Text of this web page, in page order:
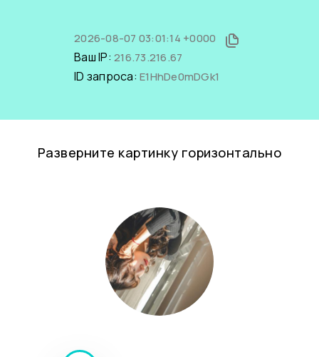
2026-08-07 03:01:14 +0000
Ваш IP: 216.73.216.67
ID запроса: E1HhDe0mDGk1
Разверните картинку горизонтально